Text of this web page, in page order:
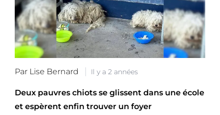
Par Lise Bernard Il y a 2 années
Deux pauvres chiots se glissent dans une école
et espèrent enfin trouver un foyer